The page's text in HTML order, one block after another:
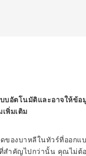
อัตโนมัติและอาจให้ข้
พิ่มเติม
องบาหลีในทัวร์ที่ออกแ
สำคัญไปกว่านั้น คุณไม่